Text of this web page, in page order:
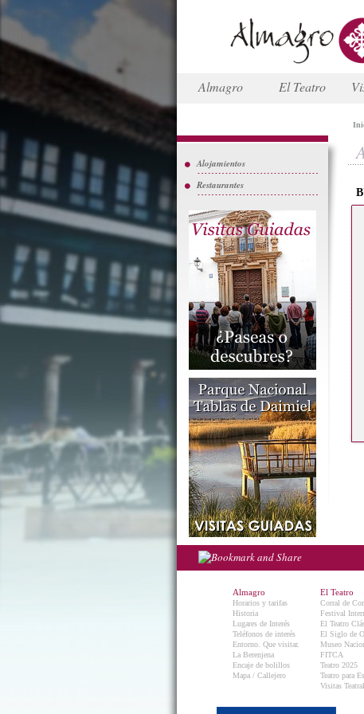
Almagro El Teatro
Alojamientos
Restaurantes
Almagro
Horarios y tarifas
Historia
Lugares de Interés
Teléfonos de interés
Entorno. Que visitar.
La Berenjena
Encaje de bolillos
Mapa / Callejero
El Teatro
Corral de
Festival
El Teatro
El Siglo de
Museo
FITCA
Teatro 2025
Teatro para
Visitas